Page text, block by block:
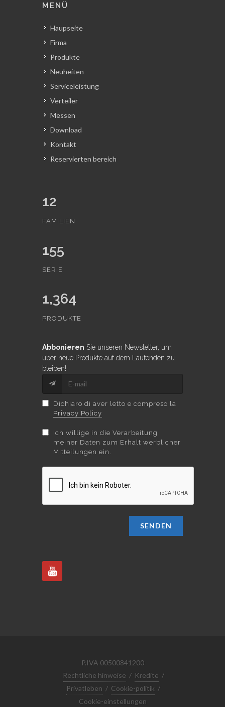
MENÜ
Haupseite
Firma
Produkte
Neuheiten
Serviceleistung
Verteiler
Messen
Download
Kontakt
Reservierten bereich
12
FAMILIEN
155
SERIE
1,364
PRODUKTE
Abbonieren Sie unseren Newsletter, um
über neue Produkte auf dem Laufenden zu
bleiben!
Dichiaro di aver letto e compreso la
Privacy Policy
Ich willige in die Verarbeitung
meiner Daten zum Erhalt werblicher
Mitteilungen ein.
SENDEN
P.IVA 00500841200
Rechtliche hinweise / Kredite /
Privatleben / Cookie-politik /
Cookie-einstellungen